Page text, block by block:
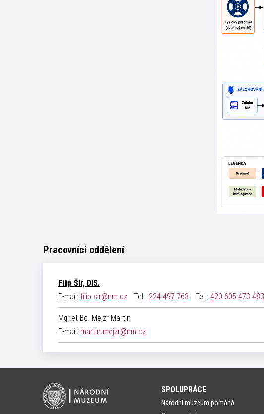
Pracovníci oddělení
Filip Šír, DiS.
E-mail: filip.sir@nm.cz Tel.: 224 497 763 Tel.: 420 605 473 483
Mgr.et Bc. Mejzr Martin
E-mail: martin.mejzr@nm.cz
SPOLUPRÁCE
Národní muzeum pomáhá